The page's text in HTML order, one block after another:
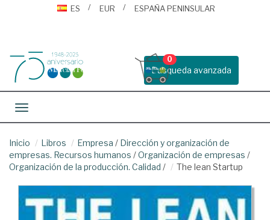
ES
EUR ESPAÑA PENINSULAR
Busqueda avanzada
0
Toggle navigation
Inicio Libros Empresa / Dirección y organización de
empresas. Recursos humanos /Organización de empresas /
Organización de la producción. Calidad / The lean Startup